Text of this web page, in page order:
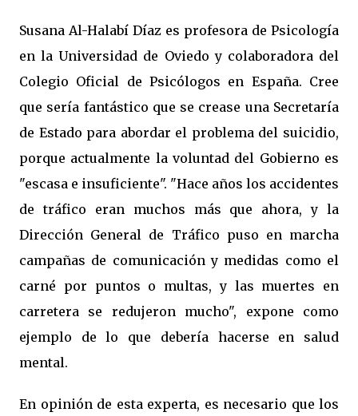
Susana Al-Halabí Díaz es profesora de Psicología
en la Universidad de Oviedo y colaboradora del
Colegio Oficial de Psicólogos en España. Cree
que sería fantástico que se crease una Secretaría
de Estado para abordar el problema del suicidio,
porque actualmente la voluntad del Gobierno es
"escasa e insuficiente". "Hace años los accidentes
de tráfico eran muchos más que ahora, y la
Dirección General de Tráfico puso en marcha
campañas de comunicación y medidas como el
carné por puntos o multas, y las muertes en
carretera se redujeron mucho", expone como
ejemplo de lo que debería hacerse en salud
mental.
En opinión de esta experta, es necesario que los